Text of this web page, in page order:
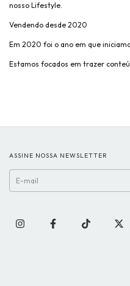
nosso Lifestyle.
Vendendo desde 2020
Em 2020 foi o ano em que
Estamos focados em trazer
ASSINE NOSSA NEWSLETTER